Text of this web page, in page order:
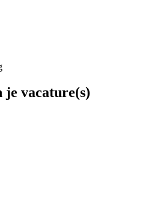
je vacature(s)